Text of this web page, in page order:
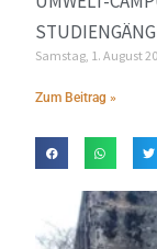
Samstag, 1. August
Zum Beitrag »